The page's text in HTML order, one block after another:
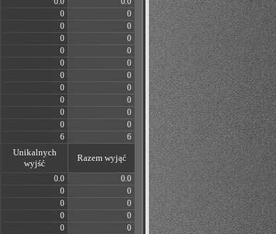
0
0
0
0
0
0
0
0
0
0
0
0
0
0
0
0
0
0
0
0
6 6
Unikalnych
wyjść
Razem wyjąć
0.0
0.0
0
0
0
0
0
0
0
0